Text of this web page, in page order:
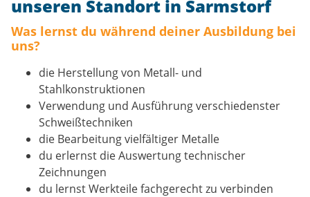
unseren Standort in Sarmstorf
Was lernst du während deiner Ausbildung bei
uns?
die Herstellung von Metall- und
Stahlkonstruktionen
Verwendung und Ausführung verschiedenster
Schweißtechniken
die Bearbeitung vielfältiger Metalle
du erlernst die Auswertung technischer
Zeichnungen
du lernst Werkteile fachgerecht zu verbinden